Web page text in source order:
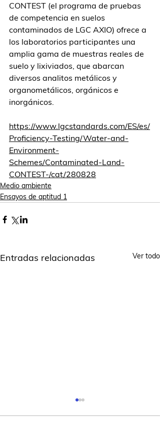
CONTEST (el programa de pruebas
de competencia en suelos
contaminados de LGC AXIO) ofrece a
los laboratorios participantes una
amplia gama de muestras reales de
suelo y lixiviados, que abarcan
diversos analitos metálicos y
organometálicos, orgánicos e
inorgánicos.
https://www.lgcstandards.com/ES/es/
Proficiency-Testing/Water-and-
Environment-
Schemes/Contaminated-Land-
CONTEST-/cat/280828
Medio ambiente
Ensayos de aptitud 1
Entradas relacionadas Ver todo